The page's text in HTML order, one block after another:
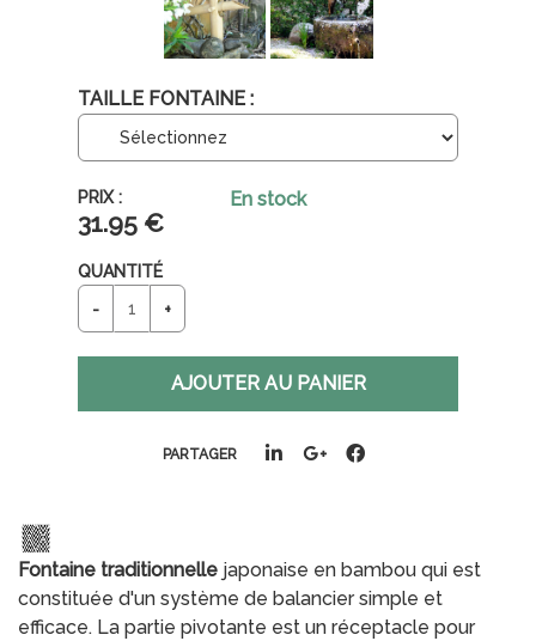
TAILLE FONTAINE :
31.95 €
En stock
QUANTITÉ
PARTAGER
Fontaine traditionnelle japonaise en bambou qui est
constituée d'un système de balancier simple et
efficace. La partie pivotante est un réceptacle pour